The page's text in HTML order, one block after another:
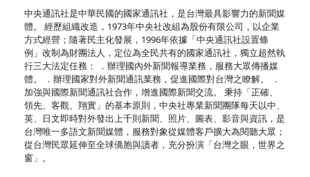
中央通訊社是中華民國的國家通訊社，是台灣最具影響力的新聞媒
體。 經歷組織改造，1973年中央社改組為股份有限公司，以企業
方式經營；隨著民主化發展，1996年依據「中央通訊社設置條
例」改制為財團法人，定位為全民共有的國家通訊社，獨立超然執
行三大法定任務： ．辦理國內外新聞報導業務，服務大眾傳播媒
體。 ．辦理國家對外新聞通訊業務，促進國際對台灣之瞭解。 ．
加強與國際新聞通訊社合作，增進國際新聞交流。 秉持「正確、
領先、客觀、翔實」的基本原則，中央社專業新聞團隊每天以中、
英、日文即時對外發出上千則新聞、照片、圖表、影音與資訊，是
台灣唯一多語文新聞媒體，服務對象從媒體客戶擴大為閱聽大眾；
從台灣民眾延伸至全球僑胞與讀者，充分扮演「台灣之眼，世界之
窗」。